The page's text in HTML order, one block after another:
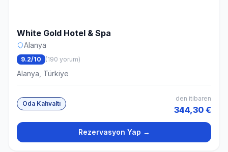
White Gold Hotel & Spa
Alanya
9.2/10 (190 yorum)
Alanya, Türkiye
Oda Kahvaltı
den itibaren
344,30 €
Rezervasyon Yap →